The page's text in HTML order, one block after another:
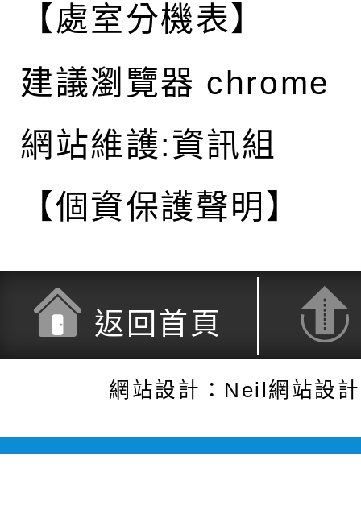
【處室分機表】
建議瀏覽器 chrome
網站維護:資訊組
【個資保護聲明】
返回首頁
網站設計：Neil網站設